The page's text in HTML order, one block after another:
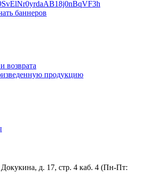
баннеров
возврата
продукцию
Докукина, д. 17, стр. 4 каб. 4 (Пн-Пт: